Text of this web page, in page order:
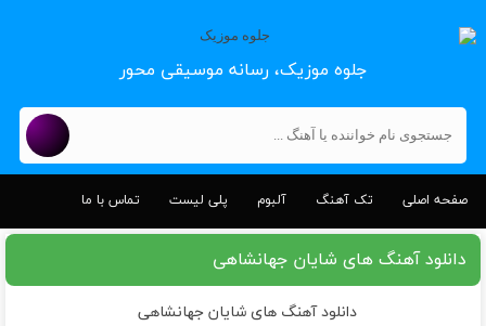
جلوه موزیک، رسانه موسیقی محور
صفحه اصلی تک آهنگ آلبوم پلی لیست تماس با ما
دانلود آهنگ های شایان جهانشاهی
دانلود آهنگ های شایان جهانشاهی